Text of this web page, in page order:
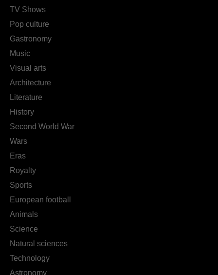
TV Shows
Pop culture
Gastronomy
Music
Visual arts
Architecture
Literature
History
Second World War
Wars
Eras
Royalty
Sports
European football
Animals
Science
Natural sciences
Technology
Astronomy